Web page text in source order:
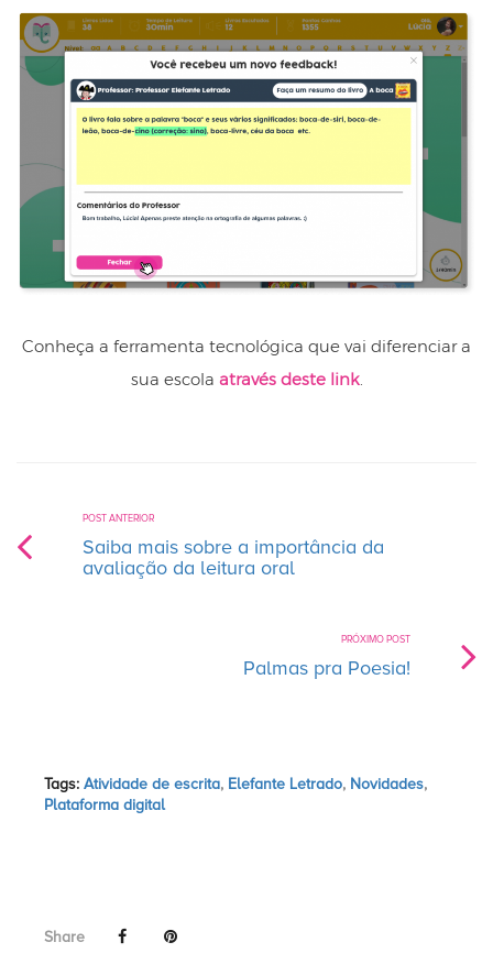
Conheça a ferramenta tecnológica que vai diferenciar a
sua escola através deste link.
POST ANTERIOR
Saiba mais sobre a importância da
avaliação da leitura oral
PRÓXIMO POST
Palmas pra Poesia!
Tags: Atividade de escrita, Elefante Letrado, Novidades,
Plataforma digital
Share